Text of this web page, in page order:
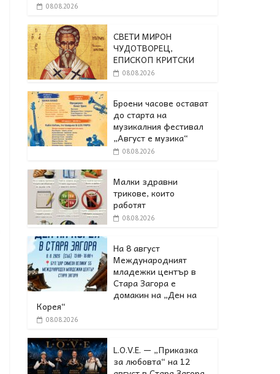
08.08.2026
СВЕТИ МИРОН
ЧУДОТВОРЕЦ,
ЕПИСКОП КРИТСКИ
08.08.2026
Броени часове остават
до старта на
музикалния фестивал
„Август е музика“
08.08.2026
Малки здравни
трикове, които
работят
08.08.2026
На 8 август
Международният
младежки център в
Стара Загора е
домакин на „Ден на
Корея“
08.08.2026
L.O.V.E. — „Приказка
за любовта“ на 12